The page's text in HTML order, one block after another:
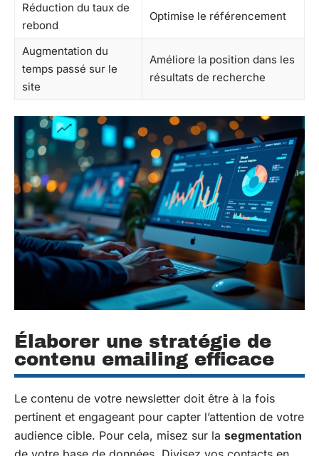
Réduction du taux de
rebond
Optimise le référencement
Augmentation du
temps passé sur le
site
Améliore la position dans les
résultats de recherche
Élaborer une stratégie de
contenu emailing efficace
Le contenu de votre newsletter doit être à la fois
pertinent et engageant pour capter l’attention de votre
audience cible. Pour cela, misez sur la segmentation